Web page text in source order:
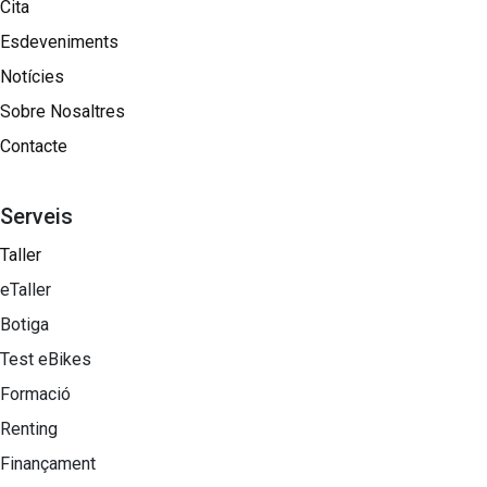
Cita
Esdeveniments
Notícies
Sobre Nosaltres​
Contacte
Serveis
Taller
eTaller
Botiga
Test eBikes
Formació
Renting
Finançament